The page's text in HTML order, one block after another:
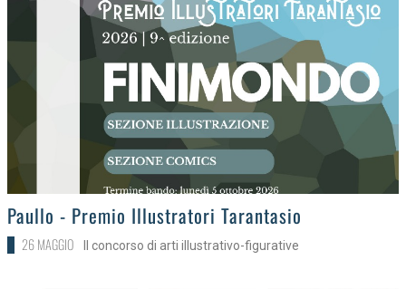
>
Paullo - Premio Illustratori Tarantasio
26 MAGGIO Il concorso di arti illustrativo-figurative